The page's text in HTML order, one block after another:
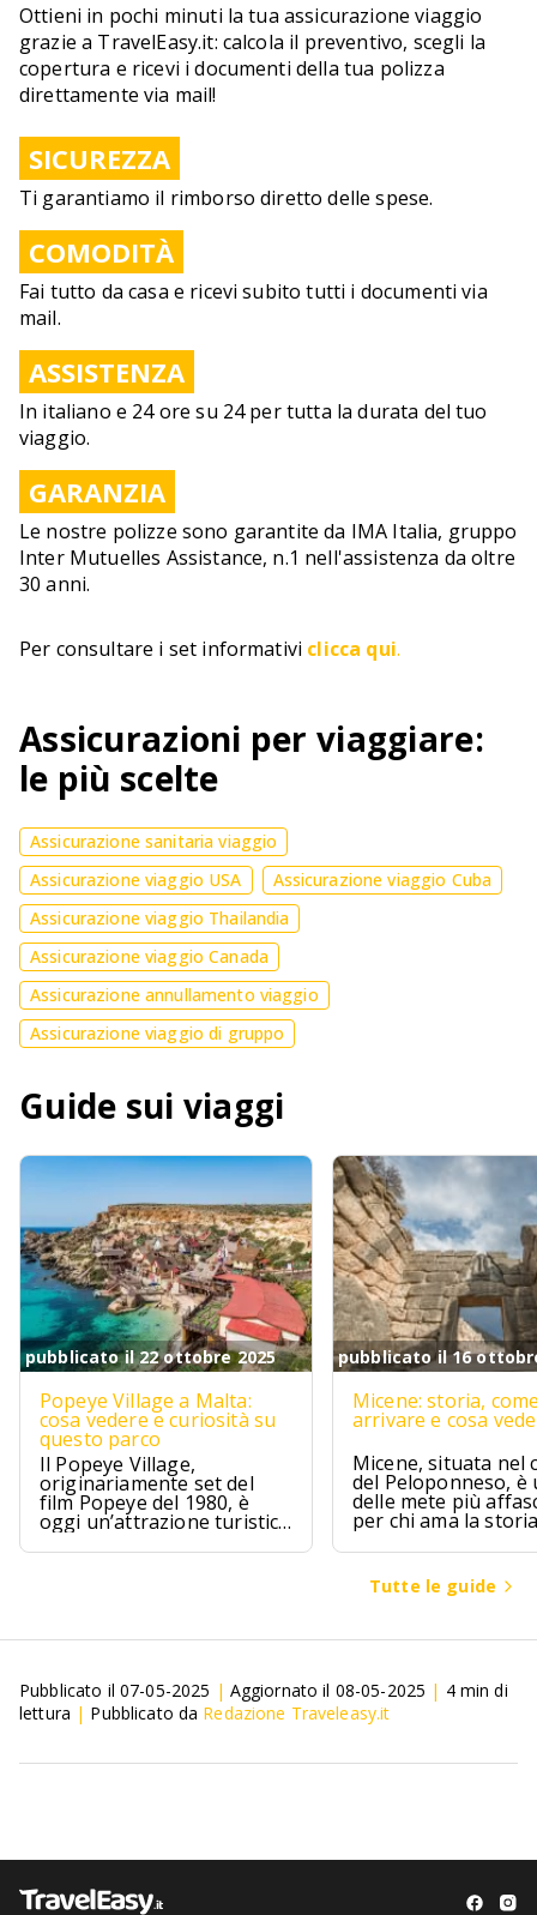
Ottieni in pochi minuti la tua assicurazione viaggio
grazie a TravelEasy.it: calcola il preventivo, scegli la
copertura e ricevi i documenti della tua polizza
direttamente via mail!
SICUREZZA
Ti garantiamo il rimborso diretto delle spese.
COMODITÀ
Fai tutto da casa e ricevi subito tutti i documenti via
mail.
ASSISTENZA
In italiano e 24 ore su 24 per tutta la durata del tuo
viaggio.
GARANZIA
Le nostre polizze sono garantite da IMA Italia, gruppo
Inter Mutuelles Assistance, n.1 nell'assistenza da oltre
30 anni.
Per consultare i set informativi clicca qui.
Assicurazioni per viaggiare:
le più scelte
Assicurazione sanitaria viaggio
Assicurazione viaggio USA
Assicurazione viaggio Cuba
Assicurazione viaggio Thailandia
Assicurazione viaggio Canada
Assicurazione annullamento viaggio
Assicurazione viaggio di gruppo
Guide sui viaggi
pubblicato il 22 ottobre 2025
Popeye Village a Malta:
cosa vedere e curiosità su
questo parco
Il Popeye Village,
originariamente set del
film Popeye del 1980, è
oggi un’attrazione turistica
ad Anchor Bay, Malta.
pubblicato il 16
Micene: storia,
arrivare e cosa
Micene, situata nel
del Peloponneso, è
delle mete più
per chi ama la
l’archeologia.
Tutte le guide
Pubblicato il 07-05-2025 | Aggiornato il 08-05-2025 | 4min di
lettura | Pubblicato da Redazione Traveleasy.it